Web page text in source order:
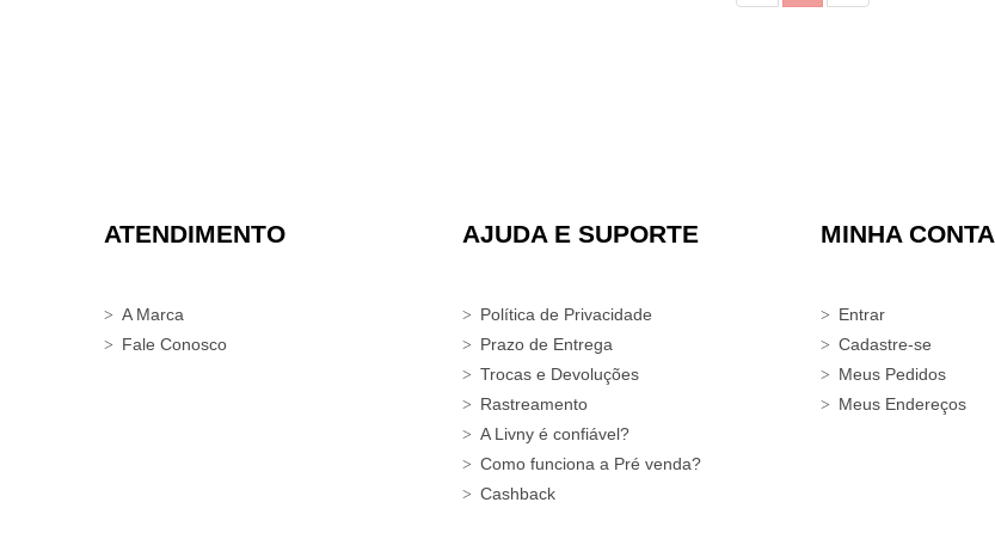
ATENDIMENTO
A Marca
Fale Conosco
AJUDA E SUPORTE
Política de Privacidade
Prazo de Entrega
Trocas e Devoluções
Rastreamento
A Livny é confiável?
Como funciona a Pré venda?
Cashback
MINHA CONTA
Entrar
Cadastre-se
Meus Pedidos
Meus Endereços